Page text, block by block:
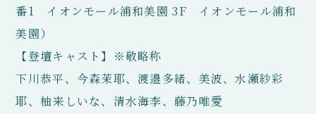
番1 イオンモール浦和美園 3F イオンモール浦和
美園）
【登壇キャスト】※敬略称
下川恭平、今森茉耶、渡邉多緒、美波、水瀬紗彩
耶、柚来しいな、清水海李、藤乃唯愛